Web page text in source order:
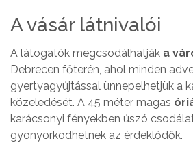
A vásár látnivalói
A látogatók megcsodálhatják a
Debrecen főterén, ahol minden
gyertyagyújtással ünnepelhetjük a
közeledését. A 45 méter magas
karácsonyi fényekben úszó
gyönyörködhetnek az érdeklődők.